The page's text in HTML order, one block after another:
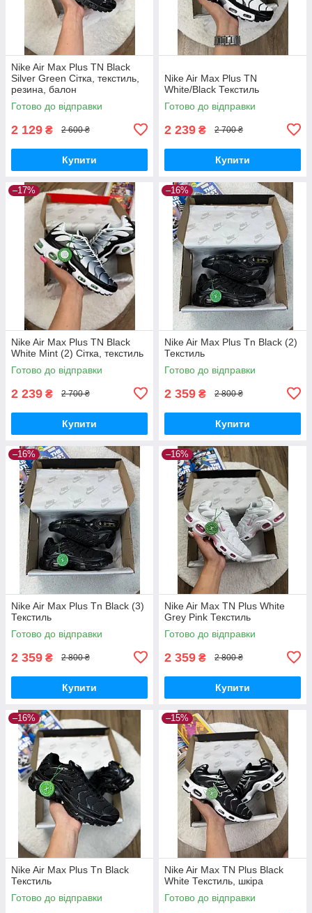
Nike Air Max Plus TN Black
Silver Green Сітка, текстиль,
резина, балон
Готово до відправки
2 129 ₴ 2 600 ₴
Купити
Nike Air Max Plus TN
White/Black Текстиль
Готово до відправки
2 239 ₴ 2 700 ₴
Купити
–17%
Nike Air Max Plus TN Black
White Mint (2) Сітка, текстиль
Готово до відправки
2 239 ₴ 2 700 ₴
Купити
–16%
Nike Air Max Plus Tn Black (2)
Текстиль
Готово до відправки
2 359 ₴ 2 800 ₴
Купити
–16%
Nike Air Max Plus Tn Black (3)
Текстиль
Готово до відправки
2 359 ₴ 2 800 ₴
Купити
–16%
Nike Air Max TN Plus White
Grey Pink Текстиль
Готово до відправки
2 359 ₴ 2 800 ₴
Купити
–16%
Nike Air Max Plus Tn Black
Текстиль
Готово до відправки
–15%
Nike Air Max TN Plus Black
White Текстиль, шкіра
Готово до відправки